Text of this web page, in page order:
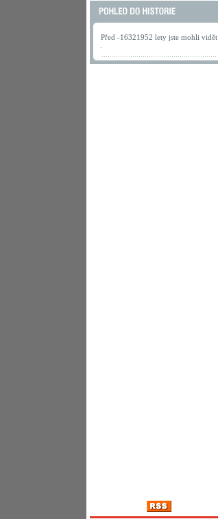
Před -16321952 lety jste mohli vidět